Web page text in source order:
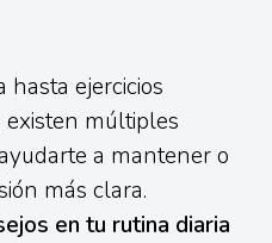
hasta ejercicios
existen múltiples
a mantener o
más clara.
en tu rutina diaria